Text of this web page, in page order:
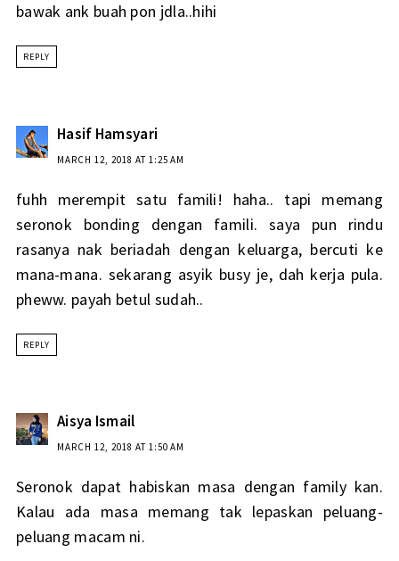
bawak ank buah pon jdla..hihi
REPLY
Hasif Hamsyari
MARCH 12, 2018 AT 1:25 AM
fuhh merempit satu famili! haha.. tapi memang
seronok bonding dengan famili. saya pun rindu
rasanya nak beriadah dengan keluarga, bercuti ke
mana-mana. sekarang asyik busy je, dah kerja pula.
pheww. payah betul sudah..
REPLY
Aisya Ismail
MARCH 12, 2018 AT 1:50 AM
Seronok dapat habiskan masa dengan family kan.
Kalau ada masa memang tak lepaskan peluang-
peluang macam ni.